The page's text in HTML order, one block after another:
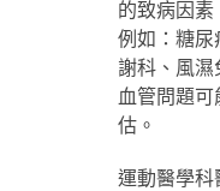
的致病因素
例如：糖尿
謝科、風濕
血管問題
估。
運動醫學科